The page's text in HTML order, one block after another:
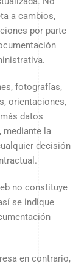
a cambios,
por parte
fotografías,
orientaciones,
datos
mediante la
decisión
no constituye
se indique
en contrario,